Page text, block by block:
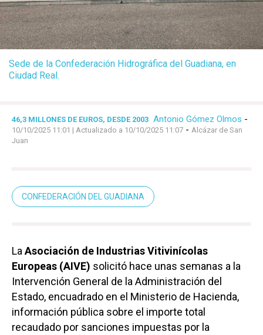
Sede de la Confederación Hidrográfica del Guadiana, en
Ciudad Real.
46,3 MILLONES DE EUROS, DESDE 2003 Antonio Gómez Olmos -
10/10/2025 11:01 | Actualizado a 10/10/2025 11:07 - Alcázar de San
Juan
CONFEDERACIÓN DEL GUADIANA
La Asociación de Industrias Vitivinícolas
Europeas (AIVE) solicitó hace unas semanas a la
Intervención General de la Administración del
Estado, encuadrado en el Ministerio de Hacienda,
información pública sobre el importe total
recaudado por sanciones impuestas por la